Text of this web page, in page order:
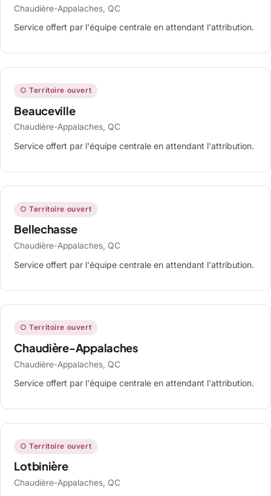
Chaudière-Appalaches, QC
Service offert par l'équipe centrale en attendant l'attribution.
○ Territoire ouvert
Beauceville
Chaudière-Appalaches, QC
Service offert par l'équipe centrale en attendant l'attribution.
○ Territoire ouvert
Bellechasse
Chaudière-Appalaches, QC
Service offert par l'équipe centrale en attendant l'attribution.
○ Territoire ouvert
Chaudière-Appalaches
Chaudière-Appalaches, QC
Service offert par l'équipe centrale en attendant l'attribution.
○ Territoire ouvert
Lotbinière
Chaudière-Appalaches, QC